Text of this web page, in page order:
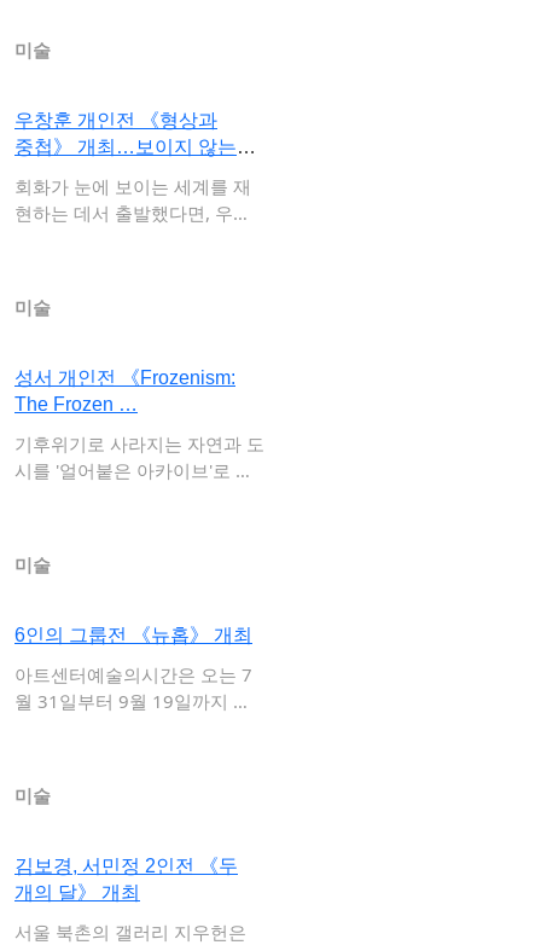
미술
우창훈 개인전 《형상과
중첩》 개최…보이지 않는
회화가 눈에 보이는 세계를 재
현하는 데서 출발했다면, 우창
미술
성서 개인전 《Frozenism:
The Frozen …
기후위기로 사라지는 자연과 도
시를 '얼어붙은 아카이브'로 기
미술
6인의 그룹전 《뉴홉》 개최
아트센터예술의시간은 오는 7
월 31일부터 9월 19일까지 전
미술
김보경, 서민정 2인전 《두
개의 달》 개최
서울 북촌의 갤러리 지우헌은